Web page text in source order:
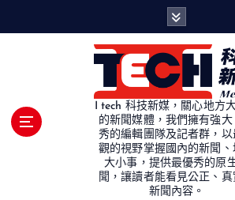
I tech 科技新媒，關心地方
的新聞媒體，我們擁有強大
秀的編輯團隊及記者群，以
觀的視野掌握國內的新聞、
大小事，提供最優秀的原
聞，讓讀者能看見公正、真
新聞內容。